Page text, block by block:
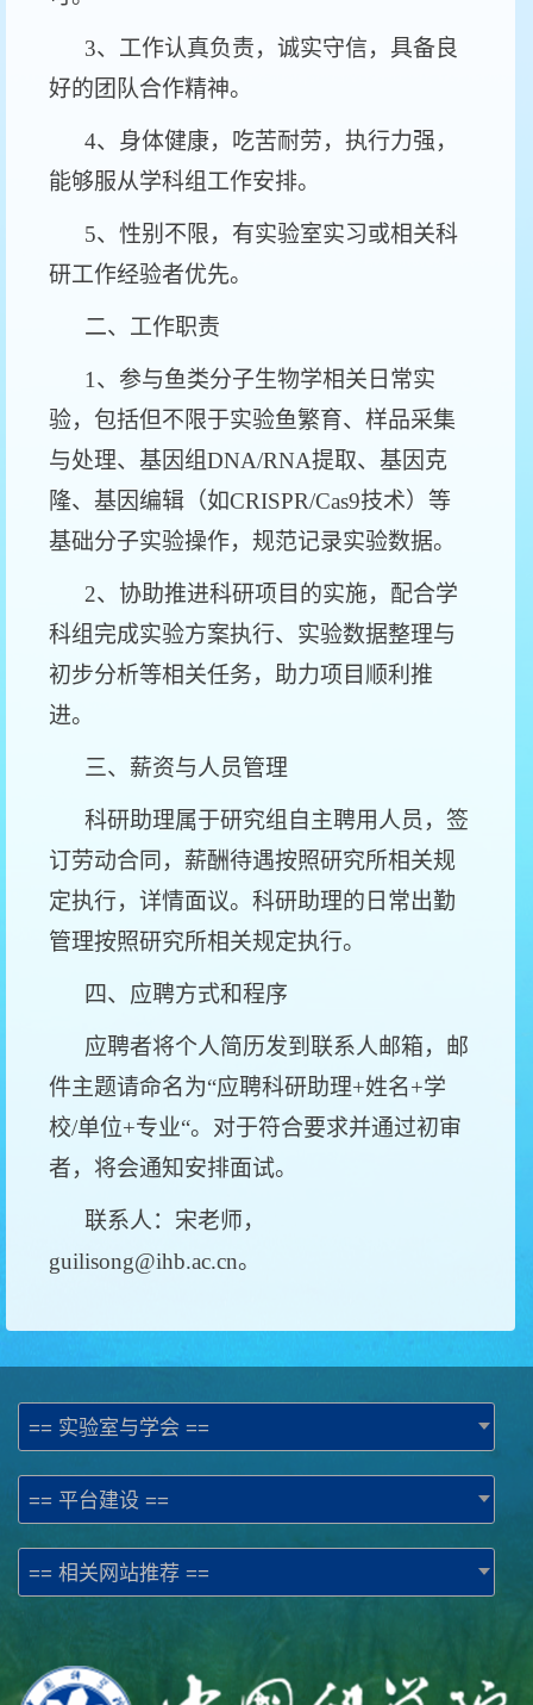
3、工作认真负责，诚实守信，具备良
好的团队合作精神。
4、身体健康，吃苦耐劳，执行力强，
能够服从学科组工作安排。
5、性别不限，有实验室实习或相关科
研工作经验者优先。
二、工作职责
1、参与鱼类分子生物学相关日常实
验，包括但不限于实验鱼繁育、样品采集
与处理、基因组DNA/RNA提取、基因克
隆、基因编辑（如CRISPR/Cas9技术）等
基础分子实验操作，规范记录实验数据。
2、协助推进科研项目的实施，配合学
科组完成实验方案执行、实验数据整理与
初步分析等相关任务，助力项目顺利推
进。
三、薪资与人员管理
科研助理属于研究组自主聘用人员，签
订劳动合同，薪酬待遇按照研究所相关规
定执行，详情面议。科研助理的日常出勤
管理按照研究所相关规定执行。
四、应聘方式和程序
应聘者将个人简历发到联系人邮箱，邮
件主题请命名为“应聘科研助理+姓名+学
校/单位+专业“。对于符合要求并通过初审
者，将会通知安排面试。
联系人：宋老师，
guilisong@ihb.ac.cn。
== 实验室与学会 ==
== 平台建设 ==
== 相关网站推荐 ==